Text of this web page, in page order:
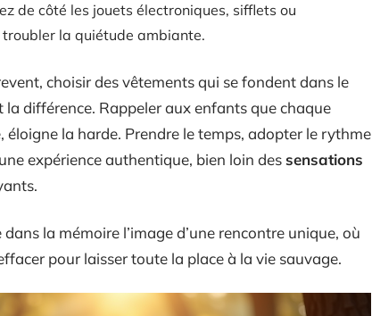
de côté les jouets électroniques, sifflets ou
la quiétude ambiante.
choisir des vêtements qui se fondent dans le
différence. Rappeler aux enfants que chaque
éloigne la harde. Prendre le temps, adopter le rythme
expérience authentique, bien loin dessensations
dans la mémoire l’image d’une rencontre unique, où
pour laisser toute la place à la vie sauvage.